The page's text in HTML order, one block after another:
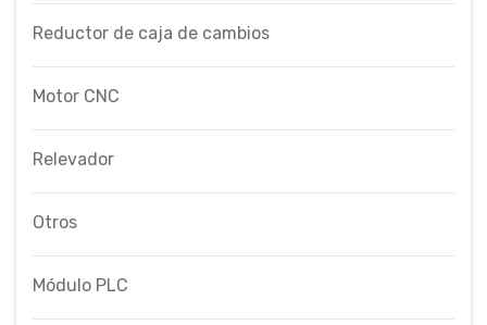
Reductor de caja de cambios
Motor CNC
Relevador
Otros
Módulo PLC